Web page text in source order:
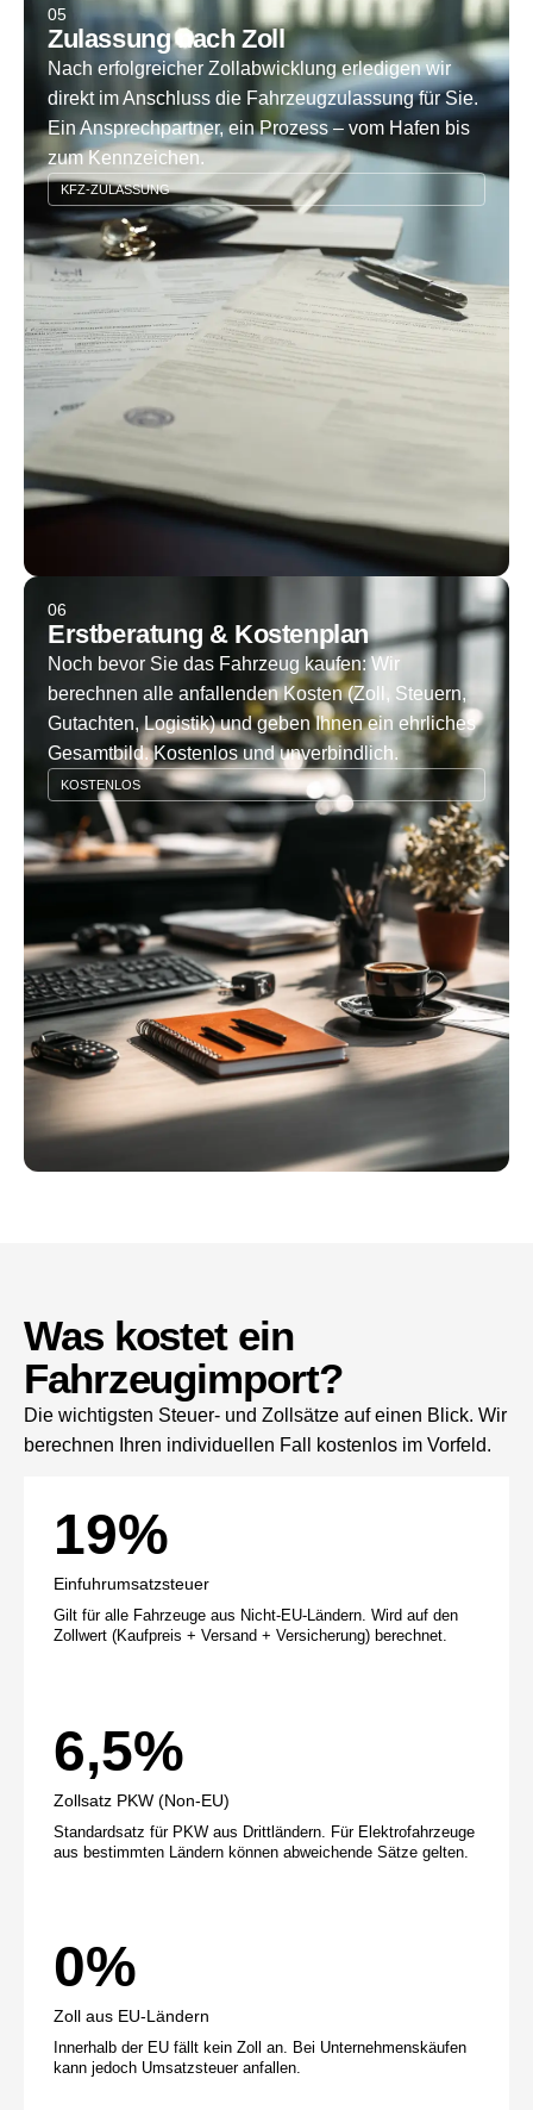
05
Zulassung nach Zoll
Nach erfolgreicher Zollabwicklung erledigen wir
direkt im Anschluss die Fahrzeugzulassung für Sie.
Ein Ansprechpartner, ein Prozess – vom Hafen bis
zum Kennzeichen.
KFZ-ZULASSUNG
06
Erstberatung & Kostenplan
Noch bevor Sie das Fahrzeug kaufen: Wir
berechnen alle anfallenden Kosten (Zoll, Steuern,
Gutachten, Logistik) und geben Ihnen ein ehrliches
Gesamtbild. Kostenlos und unverbindlich.
KOSTENLOS
Was kostet ein
Fahrzeug­import?
Die wichtigsten Steuer- und Zollsätze auf einen Blick. Wir
berechnen Ihren individuellen Fall kostenlos im Vorfeld.
19%
Einfuhrumsatzsteuer
Gilt für alle Fahrzeuge aus Nicht-EU-Ländern. Wird auf den
Zollwert (Kaufpreis + Versand + Versicherung) berechnet.
6,5%
Zollsatz PKW (Non-EU)
Standardsatz für PKW aus Drittländern. Für Elektrofahrzeuge
aus bestimmten Ländern können abweichende Sätze gelten.
0%
Zoll aus EU-Ländern
Innerhalb der EU fällt kein Zoll an. Bei Unternehmenskäufen
kann jedoch Umsatzsteuer anfallen.